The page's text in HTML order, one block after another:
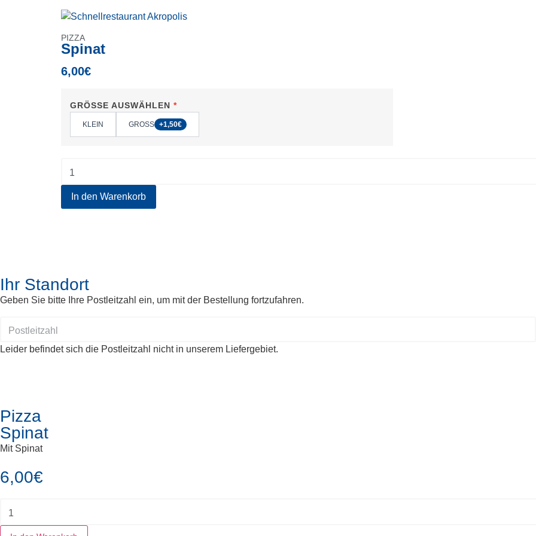
PIZZA
Spinat
6,00€
GRÖSSE AUSWÄHLEN
KLEIN GROSS +1,50€
In den Warenkorb
Ihr Standort
Geben Sie bitte Ihre Postleitzahl ein, um mit der Bestellung fortzufahren.
Leider befindet sich die Postleitzahl nicht in unserem Liefergebiet.
Pizza
Spinat
Mit Spinat
6,00€